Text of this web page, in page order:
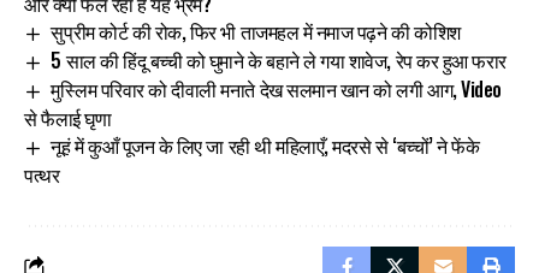
सुप्रीम कोर्ट की रोक, फिर भी ताजमहल में नमाज पढ़ने की कोशिश
5 साल की हिंदू बच्ची को घुमाने के बहाने ले गया शावेज, रेप कर हुआ फरार
मुस्लिम परिवार को दीवाली मनाते देख सलमान खान को लगी आग, Video
से फैलाई घृणा
नूहं में कुआँ पूजन के लिए जा रही थी महिलाएँ, मदरसे से ‘बच्चों’ ने फेंके
पत्थर